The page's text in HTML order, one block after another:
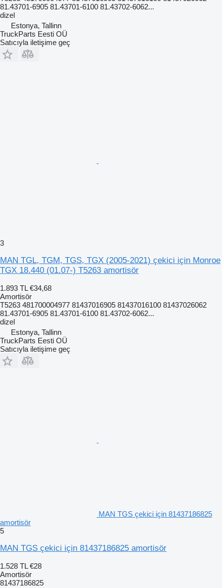
81.43701-6905 81.43701-6100 81.43702-6062...
dizel
Estonya, Tallinn
TruckParts Eesti OÜ
Satıcıyla iletişime geç
3
MAN TGL, TGM, TGS, TGX (2005-2021) çekici için Monroe
TGX 18.440 (01.07-) T5263 amortisör
1.893 TL €34,68
Amortisör
T5263 481700004977 81437016905 81437016100 81437026062
81.43701-6905 81.43701-6100 81.43702-6062...
dizel
Estonya, Tallinn
TruckParts Eesti OÜ
Satıcıyla iletişime geç
MAN TGS çekici için 81437186825
amortisör
5
MAN TGS çekici için 81437186825 amortisör
1.528 TL €28
Amortisör
81437186825